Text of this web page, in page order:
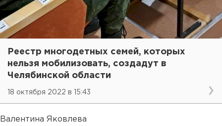
Реестр многодетных семей, которых
нельзя мобилизовать, создадут в
Челябинской области
18 октября 2022 в 15:43
Валентина Яковлева